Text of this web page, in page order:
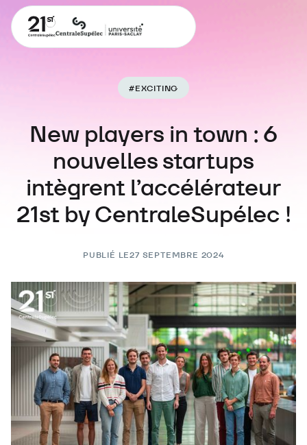
#EXCITING
New players in town : 6
nouvelles startups
intègrent l’accélérateur
21st by CentraleSupélec !
PUBLIÉ LE27 SEPTEMBRE 2024